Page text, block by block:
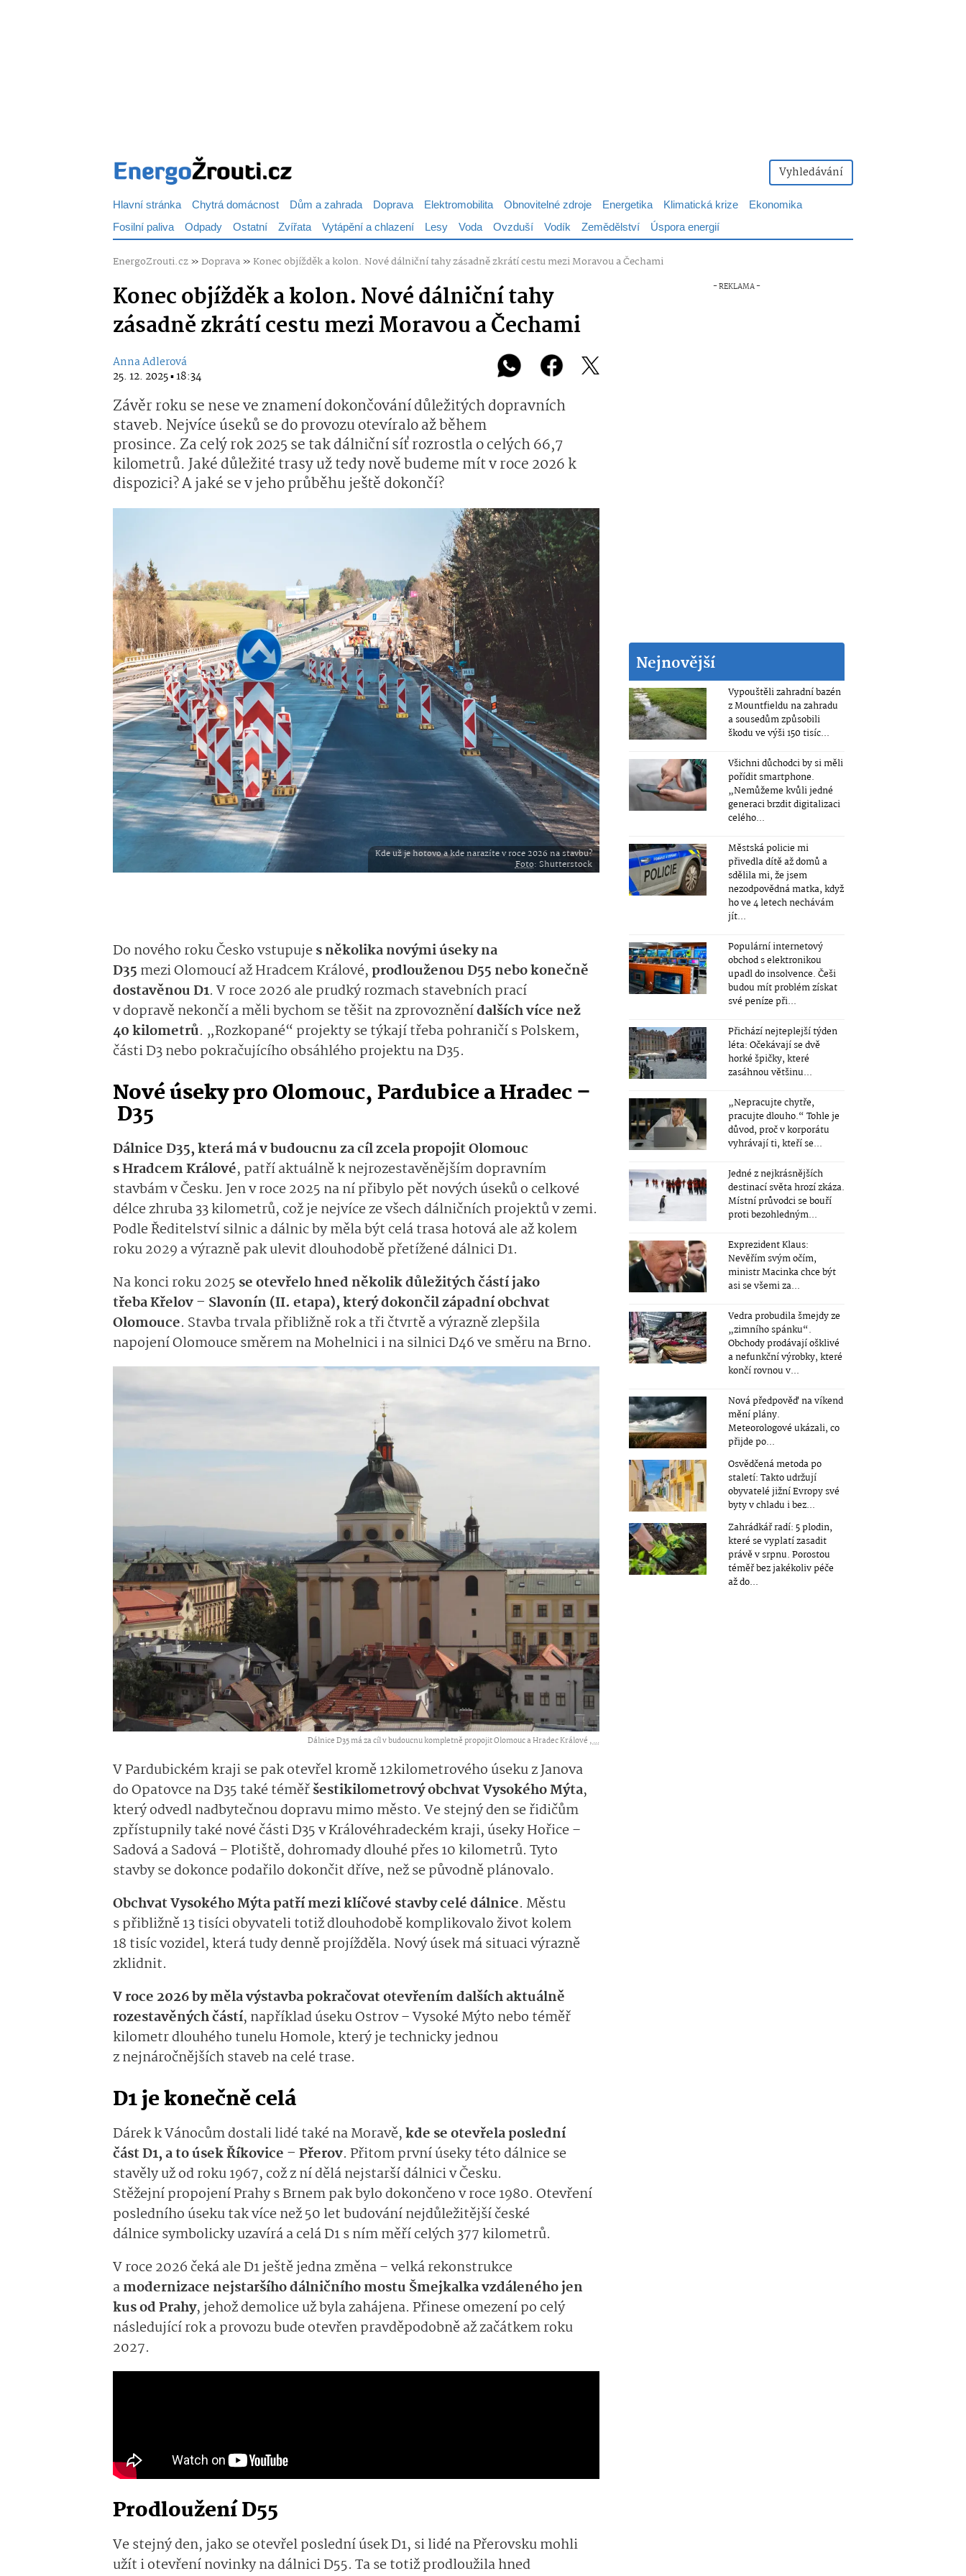
Vyhledávání
Hlavní stránka Chytrá domácnost Dům a zahrada Doprava Elektromobilita Obnovitelné zdroje Energetika Klimatická krize
Ekonomika
Fosilní paliva Odpady Ostatní Zvířata Vytápění a chlazení Lesy Voda Ovzduší Vodík Zemědělství Úspora energií
EnergoZrouti.cz»Doprava»Konec objížděk a kolon. Nové dálniční tahy zásadně zkrátí cestu mezi Moravou a Čechami
Konec objížděk a kolon. Nové dálniční tahy
zásadně zkrátí cestu mezi Moravou a Čechami
Anna Adlerová
25. 12. 2025 ▪ 18:34
Závěr roku se nese ve znamení dokončování důležitých dopravních
staveb. Nejvíce úseků se do provozu otevíralo až během
prosince. Za celý rok 2025 se tak dálniční síť rozrostla o celých 66,7
kilometrů. Jaké důležité trasy už tedy nově budeme mít v roce 2026 k
dispozici? A jaké se v jeho průběhu ještě dokončí?
Kde už je hotovo a kde narazíte v roce 2026 na stavbu?
Foto: Shutterstock
Do nového rokuČesko vstupujes několika novými úseky na
D35 meziOlomou­cíaž Hradcem Králové,prodlouženou D55 nebokonečně
dostavěnou D1. Vroce2026 a­le prudký rozmachstavebních prací
v dopravěnekon­čía měli bychom se těšit na zprovozněnídal­šíchvíce než
40kilometrů. „Roz­kopané“ projekty se týkají třeba pohraničí s Polskem,
části D3 nebo pokračujícího ob­sáhlého projek­tu na D35.
Nové úsekypro Olomouc, PardubiceaHra­dec–
D35
Dálnice D35, která má v budoucnuza cíl zcelapropojit Olomouc
s Hradcem Králové, patří aktuálně k nejrozestavě­nějším dopravním
stavbám v Česku. Jen v roce 2025 na ní přibylo pět nových úseků o celkové
délce zhruba 33 kilometrů, což je nejvíce ze všech dálničních projektů v zemi.
Podle Ředitelství silnic a dálnic by měla být celá trasa hotováale ažkolem
roku 2029 a výrazněpaku­levit dlouhodobě přetížené dálnici D1.
Na konci roku 2025 se otevřelo hned několik důležitých částíjako
třebaKřelov– Slavonín (II. etapa), který dokončil západní obchvat
Olomouce. Stavba trvala přibližně rok a tři čtvrtě a výrazně zlepšila
napojení Olomouce směrem na Mohelnici i na silnici D46 ve směru na Brno.
Dálnice D35 má za cíl v budoucnu kompletně propojit Olomouc a Hradec Králové ,...
V Pardubickém kraji sepakotevřelkro­mě12kilometro­vého úseku z Janova
do Opatovce na D35 takétéměřšestikilometrový obchvat Vysokého Mýta,
který odvedlnadbyteč­noudopravu mimo město. Ve stejný den se řidičům
zpřístupnily také nové části D35 v Královéhradeckém kraji, úseky Hořice –
Sadová a Sadová –Plotiště, dohromady dlouhé přes 10 kilometrů. Tyto
stavby sedokoncepo­dařilo dokončit dříve, než se původně plánovalo.
Obchvat Vysokého Mýtapatří mezi klíčové stavby celé dálnice. Městu
s přibližně 13 tisíci obyvatelitotiždlou­hodobě komplikovalo ži­vot kolem
18 tisíc vozidel, kterátudy denně projížděla. Nový úsek má situaci výrazně
zklidnit.
V roce 2026 by měla výstavba pokračovat otevřením dalšíchaktuálně
rozestavěnýchčás­tí, například úseku Ostrov – Vysoké Mýto nebo téměř
kilometr dlouhého tunelu Homole, který je technicky jednou
z nejnáročnějších staveb na celé trase.
D1 je konečně celá
Dárek k Vánocům dostali lidé také na Moravě,kde seotevřela poslední
částD1, a to úsek Říkovice – Přerov. Přitom prvníúsekytéto dálnicese
stavěly už od roku 1967, což z ní dělá nejstarší dálnici v Česku.
Stěžejnípropojení Prahy s Brnempakbylo dokončeno v roce 1980. Otevření
posledního úse­kutakvíce než 50 let budování nejdůležitější české
dálnicesymbolicky uzavíráa celá D1 s ním měří celých 377 kilometrů.
V roce 2026 čeká ale D1 ještě jedna změna –velká rekonstrukce
amodernizace nejstaršího dálničního mostu Šmejkal­kavzdáleného jen
kus od Prahy, jehož demoliceuž byla zahájena. Přinese omezení po celý
následující rok a provozu bude otevřen pravděpodobně až začátkem roku
2027.
Prodloužení D55
Ve stejný den, jako se otevřel poslední úsek D1, si lidé naPřerovskumoh­li
užít i otevřenínovinky nadálniciD55­. Ta se totiž prodloužila hned
Nejnovější
Vypouštěli zahradní bazén
z Mountfieldu na zahradu
a sousedům způsobili
škodu ve výši 150 tisíc...
Všichni důchodci by si měli
pořídit smartphone.
„Nemůžeme kvůli jedné
generaci brzdit digitalizaci
celého...
Městská policie mi
přivedla dítě až domů a
sdělila mi, že jsem
nezodpovědná matka, když
ho ve 4 letech nechávám
jít...
Populární internetový
obchod s elektronikou
upadl do insolvence. Češi
budou mít problém získat
své peníze při...
Přichází nejteplejší týden
léta: Očekávají se dvě
horké špičky, které
zasáhnou většinu...
„Nepracujte chytře,
pracujte dlouho.“ Tohle je
důvod, proč v korporátu
vyhrávají ti, kteří se...
Jedné z nejkrásnějších
destinací světa hrozí zkáza.
Místní průvodci se bouří
proti bezohledným...
Exprezident Klaus:
Nevěřím svým očím,
ministr Macinka chce být
asi se všemi za...
Vedra probudila šmejdy ze
„zimního spánku“.
Obchody prodávají ošklivé
a nefunkční výrobky, které
končí rovnou v...
Nová předpověď na víkend
mění plány.
Meteorologové ukázali, co
přijde po...
Osvědčená metoda po
staletí: Takto udržují
obyvatelé jižní Evropy své
byty v chladu i bez...
Zahrádkář radí: 5 plodin,
které se vyplatí zasadit
právě v srpnu. Porostou
téměř bez jakékoliv péče
až do...